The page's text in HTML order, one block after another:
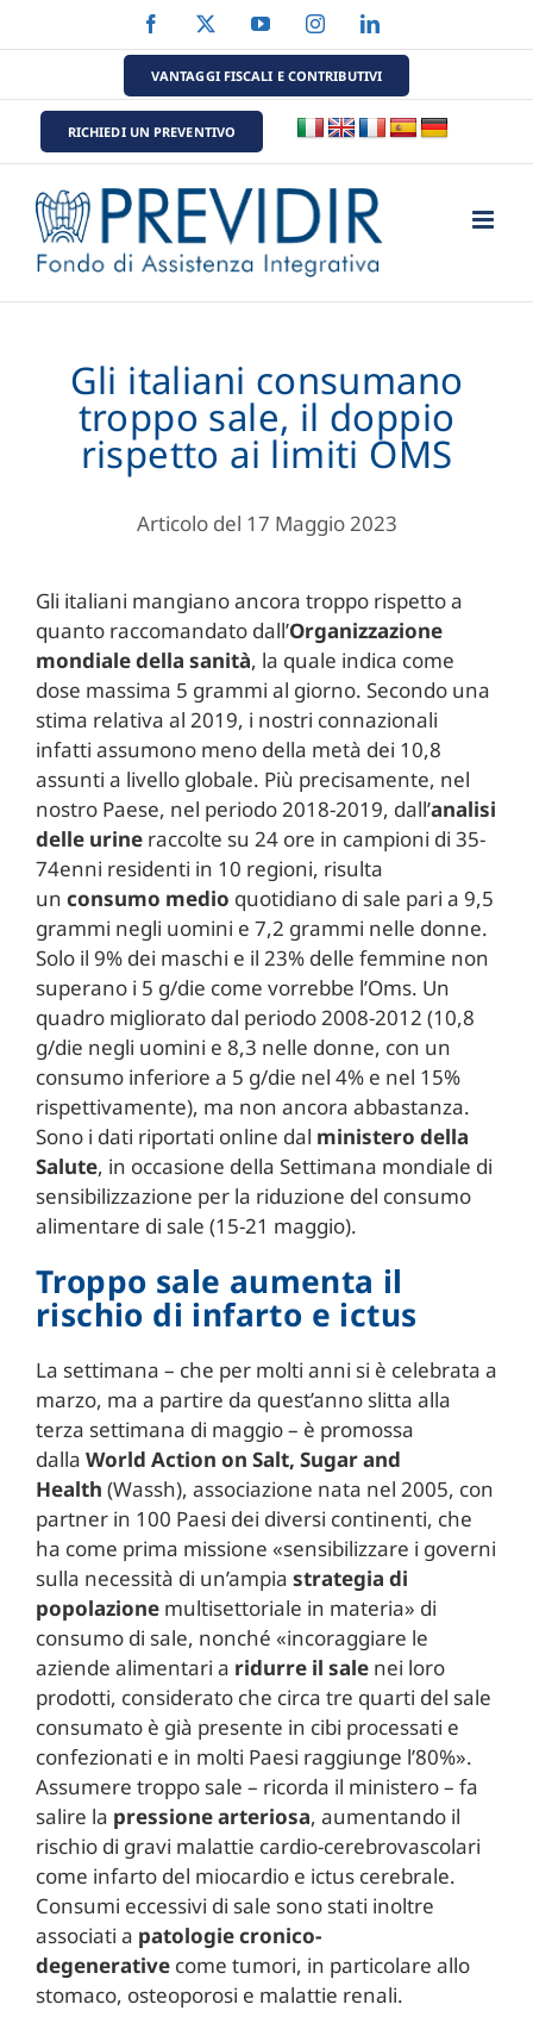
al
Facebook YouTubeInstagramLinkedIn
VANTAGGI FISCALI E CONTRIBUTIVI
RICHIEDI UN PREVENTIVO
Gli italiani consumano
troppo sale, il doppio
rispetto ai limiti OMS
Articolo del 17 Maggio 2023
Gli italiani mangiano ancora troppo rispetto a
quanto raccomandato dall’Organizzazione
mondiale della sanità, la quale indica come
dose massima 5 grammi al giorno. Secondo una
stima relativa al 2019, i nostri connazionali
infatti assumono meno della metà dei 10,8
assunti a livello globale. Più precisamente, nel
nostro Paese, nel periodo 2018-2019, dall’analisi
delle urineraccolte su 24 ore in campioni di 35-
74enni residenti in 10 regioni, risulta
un consumo medio quotidiano di sale pari a 9,5
grammi negli uomini e 7,2 grammi nelle donne.
Solo il 9% dei maschi e il 23% delle femmine non
superano i 5 g/die come vorrebbe l’Oms. Un
quadro migliorato dal periodo 2008-2012 (10,8
g/die negli uomini e 8,3 nelle donne, con un
consumo inferiore a 5 g/die nel 4% e nel 15%
rispettivamente), ma non ancora abbastanza.
Sono i dati riportati online dal ministero della
Salute, in occasione della Settimana mondiale di
sensibilizzazione per la riduzione del consumo
alimentare di sale (15-21 maggio).
Troppo sale aumenta il
rischio di infarto e ictus
La settimana – che per molti anni si è celebrata a
marzo, ma a partire da quest’anno slitta alla
terza settimana di maggio – è promossa
dalla World Action on Salt, Sugar and
Health (Wassh), associazione nata nel 2005, con
partner in 100 Paesi dei diversi continenti, che
ha come prima missione «sensibilizzare i governi
sulla necessità di un’ampia strategia di
popolazionemultisettoriale in materia» di
consumo di sale, nonché «incoraggiare le
aziende alimentari a ridurre il salenei loro
prodotti, considerato che circa tre quarti del sale
consumato è già presente in cibi processati e
confezionati e in molti Paesi raggiunge l’80%».
Assumere troppo sale – ricorda il ministero – fa
salire la pressione arteriosa, aumentando il
rischio di gravi malattie cardio-cerebrovascolari
come infarto del miocardio e ictus cerebrale.
Consumi eccessivi di sale sono stati inoltre
associati a patologie cronico-
degenerativecome tumori, in particolare allo
stomaco, osteoporosi e malattie renali.